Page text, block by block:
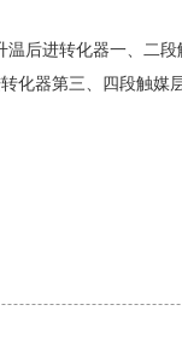
后进转化器一、二
化器第三、四段触